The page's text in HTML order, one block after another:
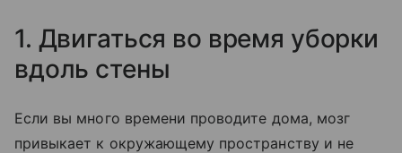
1. Двигаться во время уборки
вдоль стены
Если вы много времени проводите дома, мозг
привыкает к окружающему пространству и не